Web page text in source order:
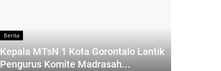
Berita
Kepala MTsN 1 Kota Gorontalo Lantik
Pengurus Komite Madrasah...